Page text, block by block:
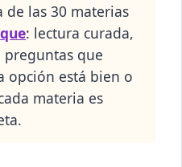
de las 30 materias
: lectura curada,
preguntas que
opción está bien o
materia es